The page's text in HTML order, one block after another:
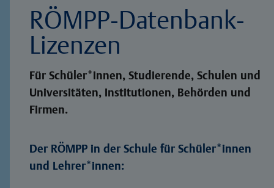
RÖMPP-Datenbank-
Lizenzen
Für Schüler*innen, Studierende, Schulen und
Universitäten, Institutionen, Behörden und
Firmen.
Der RÖMPP in der Schule für Schüler*innen
und Lehrer*innen: